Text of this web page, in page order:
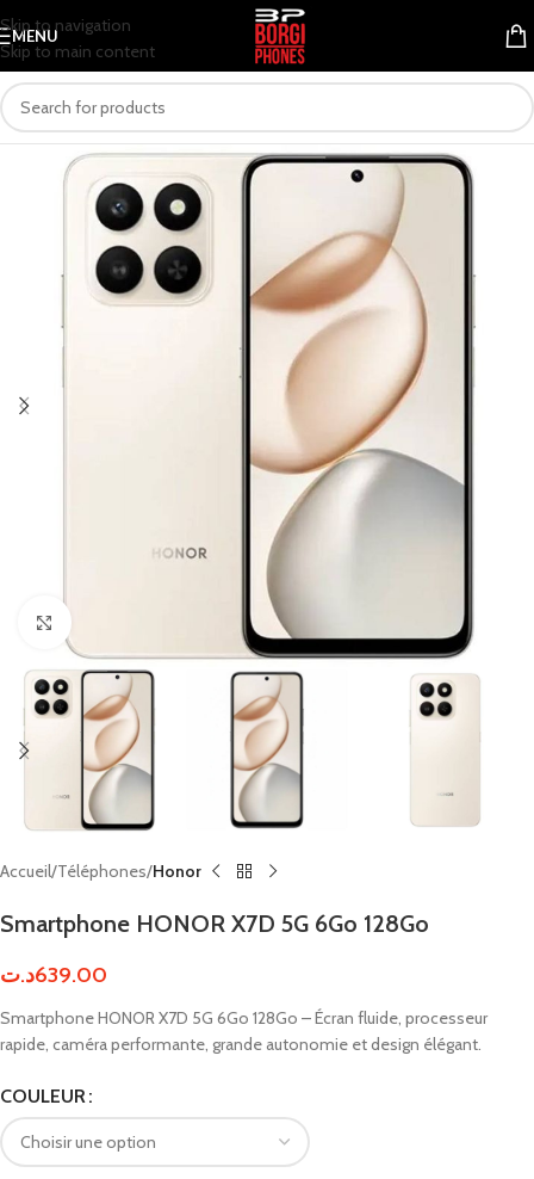
Skip to navigation
Skip to main content
MENU
Click to enlarge
Accueil Téléphones Honor
Smartphone HONOR X7D 5G 6Go 128Go
639.00د.ت
Smartphone HONOR X7D 5G 6Go 128Go – Écran fluide, processeur
rapide, caméra performante, grande autonomie et design élégant.
COULEUR